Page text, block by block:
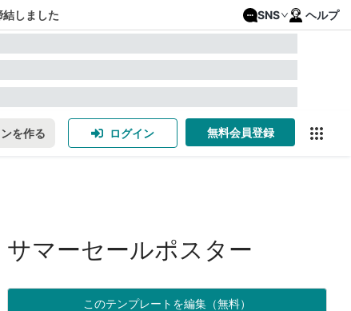
しました SNS ヘルプ
を作る ログイン 無料会員登録
サマーセールポスター
このテンプレートを編集（無料）